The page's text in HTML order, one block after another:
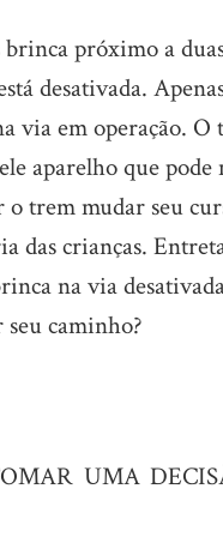
próximo a
desativada.
via em operação. O
aparelho que
trem mudar seu
das crianças.
na via
caminho?
UMA